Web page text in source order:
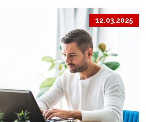
12.03.2025